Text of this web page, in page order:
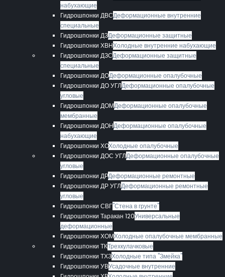
набухающие
Гидрошпонки ДВСДеформационные внутренние
специальные
Гидрошпонки ДЗДеформационные защитные
Гидрошпонки ХВНХолодные внутренние набухающие
Гидрошпонки ДЗСДеформационные защитные
специальные
Гидрошпонки ДОДеформационные опалубочные
Гидрошпонки ДО УГЛДеформационные опалубочные
угловые
Гидрошпонки ДОМДеформационные опалубочные
мембранные
Гидрошпонки ДОНДеформационные опалубочные
набухающие
Гидрошпонки ХОХолодные опалубочные
Гидрошпонки ДОС УГЛДеформационные опалубочные
угловые
Гидрошпонки ДРДеформационные ремонтные
Гидрошпонки ДР УГЛДеформационные ремонтные
угловые
Гидрошпонки СВГ"Стена в грунте"
Гидрошпонки Таракан 120Универсальные
деформационные
Гидрошпонки ХОМХолодные опалубочные мембранные
Гидрошпонки ТКТрехкулачковые
Гидрошпонки ТХЗХолодные типа "Змейка"
Гидрошпонки УВУсадочные внутренние